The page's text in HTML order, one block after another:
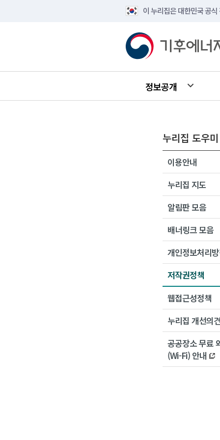
이 누리집은 대한민국 공
정보공개
누리집 도우미
이용안내
누리집 지도
알림판 모음
배너링크 모음
개인정보처리
저작권정책
웹접근성정책
누리집 개선의
공공장소 무료
(Wi-Fi) 안내